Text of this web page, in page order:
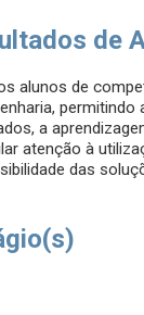
de
alunos de
a
atenção à
das